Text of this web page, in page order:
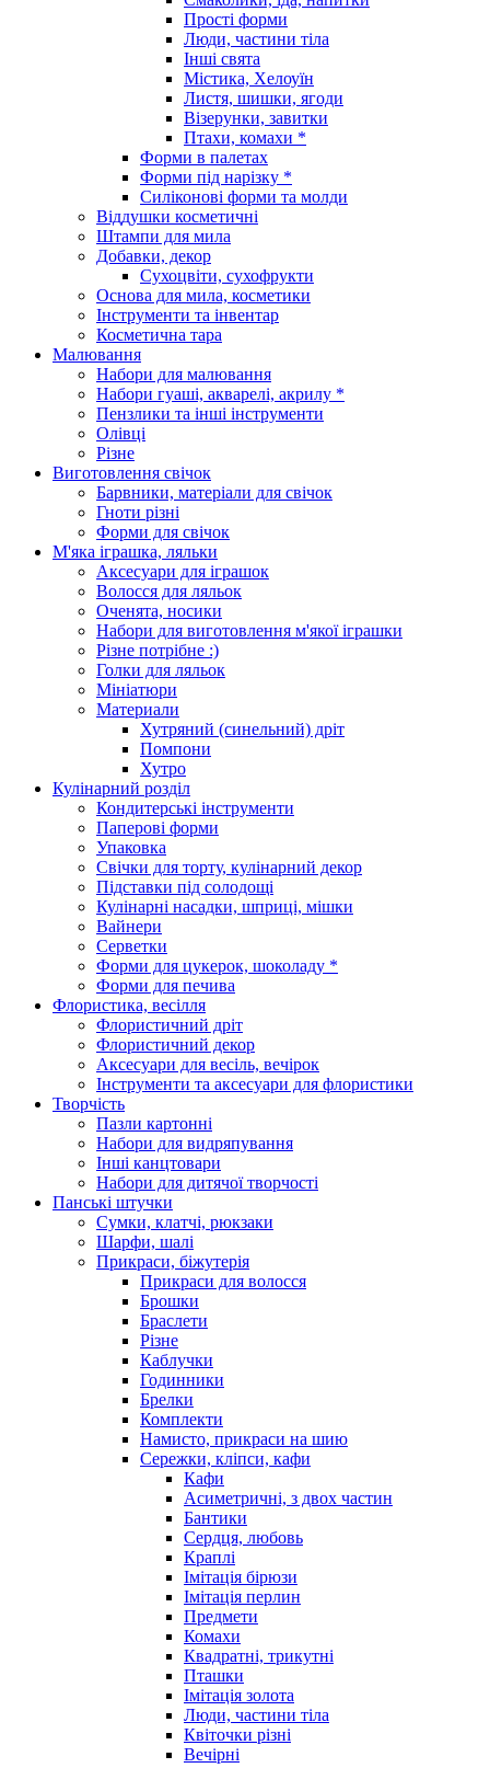
Прості форми
Люди, частини тіла
Інші свята
Містика, Хелоуїн
Листя, шишки, ягоди
Візерунки, завитки
Птахи, комахи *
Форми в палетах
Форми під нарізку *
Силіконові форми та молди
Віддушки косметичні
Штампи для мила
Добавки, декор
Сухоцвіти, сухофрукти
Основа для мила, косметики
Інструменти та інвентар
Косметична тара
Малювання
Набори для малювання
Набори гуаші, акварелі, акрилу *
Пензлики та інші інструменти
Олівці
Різне
Виготовлення свічок
Барвники, матеріали для свічок
Гноти різні
Форми для свічок
М'яка іграшка, ляльки
Аксесуари для іграшок
Волосся для ляльок
Оченята, носики
Набори для виготовлення м'якої іграшки
Різне потрібне :)
Голки для ляльок
Мініатюри
Материали
Хутряний (синельний) дріт
Помпони
Хутро
Кулінарний розділ
Кондитерські інструменти
Паперові форми
Упаковка
Свічки для торту, кулінарний декор
Підставки під солодощі
Кулінарні насадки, шприці, мішки
Вайнери
Серветки
Форми для цукерок, шоколаду *
Форми для печива
Флористика, весілля
Флористичний дріт
Флористичний декор
Аксесуари для весіль, вечірок
Інструменти та аксесуари для флористики
Творчість
Пазли картонні
Набори для видряпування
Інші канцтовари
Набори для дитячої творчості
Панські штучки
Сумки, клатчі, рюкзаки
Шарфи, шалі
Прикраси, біжутерія
Прикраси для волосся
Брошки
Браслети
Різне
Каблучки
Годинники
Брелки
Комплекти
Намисто, прикраси на шию
Сережки, кліпси, кафи
Кафи
Асиметричні, з двох частин
Бантики
Сердця, любовь
Краплі
Імітація бірюзи
Імітація перлин
Предмети
Комахи
Квадратні, трикутні
Пташки
Імітація золота
Люди, частини тіла
Квіточки різні
Вечірні